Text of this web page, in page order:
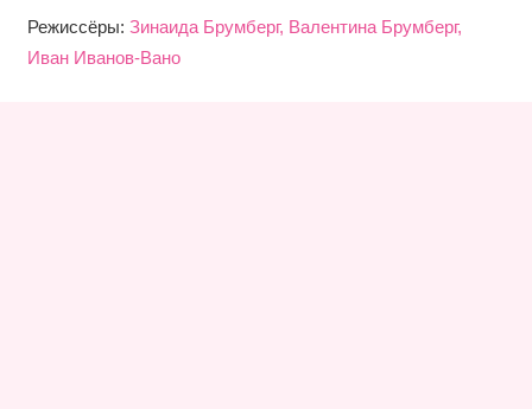
Режиссёры: Зинаида Брумберг, Валентина Брумберг,
Иван Иванов-Вано